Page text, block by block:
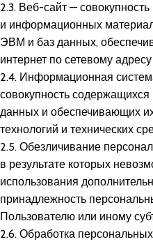
2.3. Веб-сайт —
и информационных
ЭВМ и баз данных,
интернет по сетевому адресу
2.4. Информационная
совокупность
данных и обеспечивающих
технологий и технических
2.5. Обезличивание
в результате которых
использования
принадлежность
Пользователю или иному
2.6. Обработка